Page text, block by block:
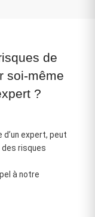
de
soi-même
?
d’un expert, peut
risques
à notre